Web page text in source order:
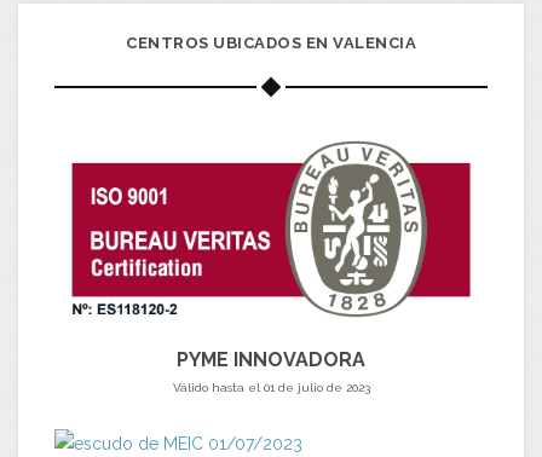
CENTROS UBICADOS EN VALENCIA
PYME INNOVADORA
Válido hasta el 01 de julio de 2023